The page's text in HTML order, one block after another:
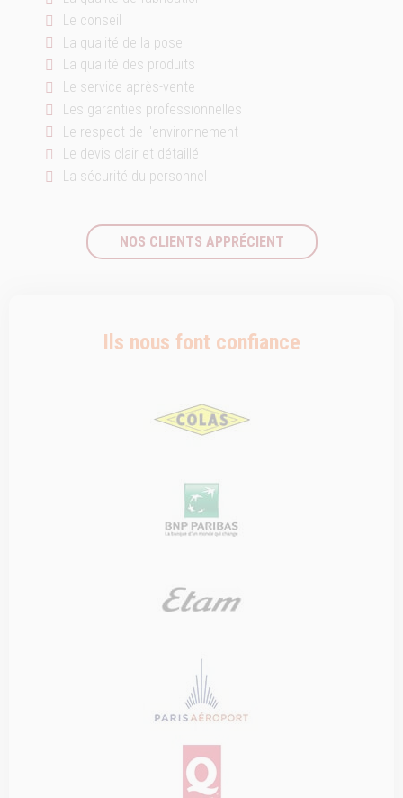
Le conseil
La qualité de la pose
La qualité des produits
Le service après-vente
Les garanties professionnelles
Le respect de l'environnement
Le devis clair et détaillé
La sécurité du personnel
NOS CLIENTS APPRÉCIENT
Ils nous font confiance